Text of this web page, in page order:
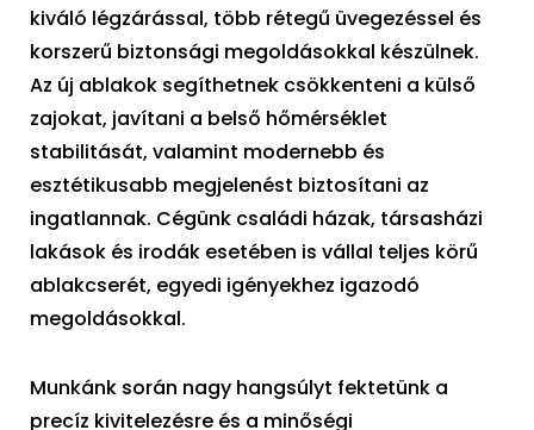
kiváló légzárással, több rétegű üvegezéssel és
korszerű biztonsági megoldásokkal készülnek.
Az új ablakok segíthetnek csökkenteni a külső
zajokat, javítani a belső hőmérséklet
stabilitását, valamint modernebb és
esztétikusabb megjelenést biztosítani az
ingatlannak. Cégünk családi házak, társasházi
lakások és irodák esetében is vállal teljes körű
ablakcserét, egyedi igényekhez igazodó
megoldásokkal.
Munkánk során nagy hangsúlyt fektetünk a
precíz kivitelezésre és a minőségi